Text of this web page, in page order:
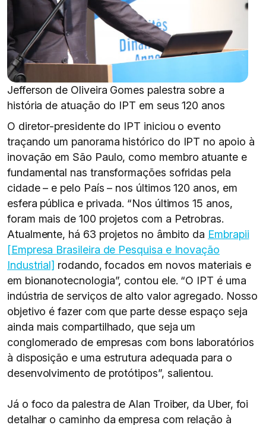
Jefferson de Oliveira Gomes palestra sobre a
história de atuação do IPT em seus 120 anos
O diretor-presidente do IPT iniciou o evento
traçando um panorama histórico do IPT no apoio à
inovação em São Paulo, como membro atuante e
fundamental nas transformações sofridas pela
cidade – e pelo País – nos últimos 120 anos, em
esfera pública e privada. “Nos últimos 15 anos,
foram mais de 100 projetos com a Petrobras.
Atualmente, há 63 projetos no âmbito da Embrapii
[Empresa Brasileira de Pesquisa e Inovação
Industrial] rodando, focados em novos materiais e
em bionanotecnologia”, contou ele. “O IPT é uma
indústria de serviços de alto valor agregado. Nosso
objetivo é fazer com que parte desse espaço seja
ainda mais compartilhado, que seja um
conglomerado de empresas com bons laboratórios
à disposição e uma estrutura adequada para o
desenvolvimento de protótipos”, salientou.
Já o foco da palestra de Alan Troiber, da Uber, foi
detalhar o caminho da empresa com relação à